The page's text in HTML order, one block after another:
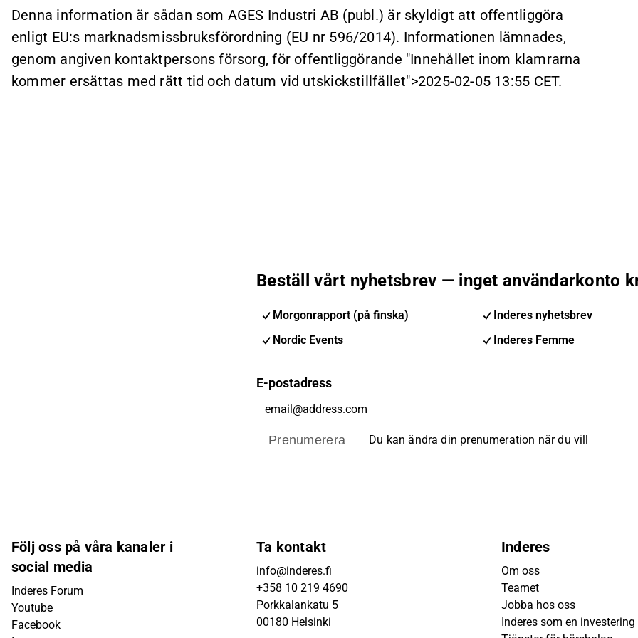
Denna information är sådan som AGES Industri AB (publ.) är skyldigt att offentliggöra
enligt EU:s marknadsmissbruksförordning (EU nr 596/2014). Informationen lämnades,
genom angiven kontaktpersons försorg, för offentliggörande "Innehållet inom klamrarna
kommer ersättas med rätt tid och datum vid utskickstillfället">2025-02-05 13:55 CET.
Beställ vårt nyhetsbrev — inget användarkonto
Morgonrapport (på finska)
Inderes nyhetsbrev
Nordic Events
Inderes Femme
E-postadress
Prenumerera Du kan ändra din prenumeration när du vill
Följ oss på våra kanaler i
social media
Inderes Forum
Youtube
Facebook
Ta kontakt
info@inderes.fi
+358 10 219 4690
Porkkalankatu 5
00180 Helsinki
Inderes
Om oss
Teamet
Jobba hos oss
Inderes som en investering